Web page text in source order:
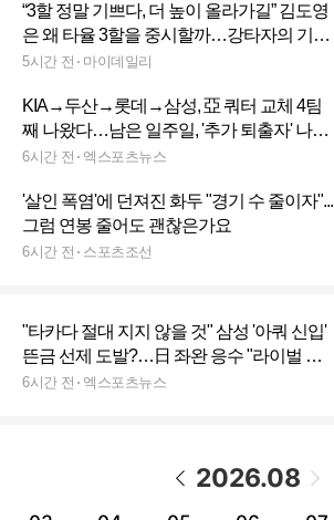
“3할 정말 기쁘다, 더 높이 올라가길” 김도영
은 왜 타율 3할을 중시할까…강타자의 기본
이자 자존심이다
5시간 전 마이데일리
KIA→두산→롯데→삼성, 亞 쿼터 교체 4팀
째 나왔다…남은 일주일, '추가 퇴출자' 나올
가능성은?
6시간 전 엑스포츠뉴스
'살인 폭염'에 던져진 화두 "경기 수 줄이자"...
그럼 연봉 줄어도 괜찮은가요
6시간 전 스포츠조선
"타카다 절대 지지 않을 것" 삼성 '아쿼 신입'
뜬금 선제 도발?…日 좌완 응수 "라이벌 경
쟁의식 여전해, 나도 안 지겠다"
6시간 전 엑스포츠뉴스
2026.08